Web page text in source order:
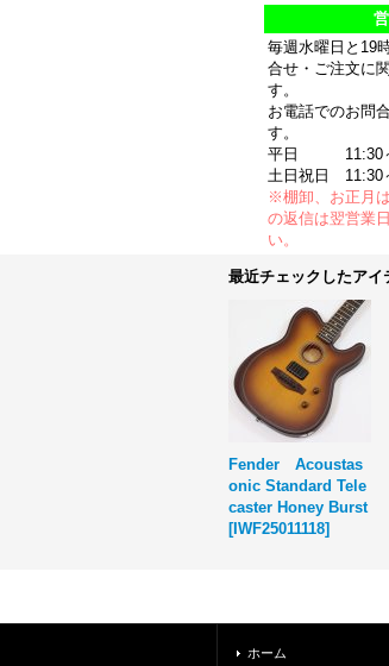
毎週水曜日と19
合せ・ご注文に
す。
お電話でのお問
す。
平日 11:30
土日祝日 11:30
※棚卸、お正月
の返信は翌営業
い。
最近チェックしたアイ
Fender Acoustas
onic Standard Tele
caster Honey Burst
[IWF25011118]
ホーム